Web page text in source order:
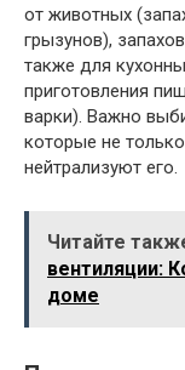
от животных
грызунов),
также для
приготовления
варки). Важно
которые не
нейтрализуют его.
Читайте
вентиляции:
доме